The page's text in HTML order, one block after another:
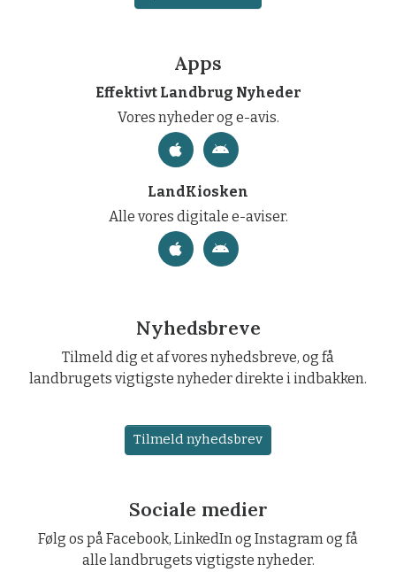
Apps
Effektivt Landbrug Nyheder
Vores nyheder og e-avis.
LandKiosken
Alle vores digitale e-aviser.
Nyhedsbreve
Tilmeld dig et af vores nyhedsbreve, og få
landbrugets vigtigste nyheder direkte i indbakken.
Tilmeld nyhedsbrev
Sociale medier
Følg os på Facebook, LinkedIn og Instagram og få
alle landbrugets vigtigste nyheder.